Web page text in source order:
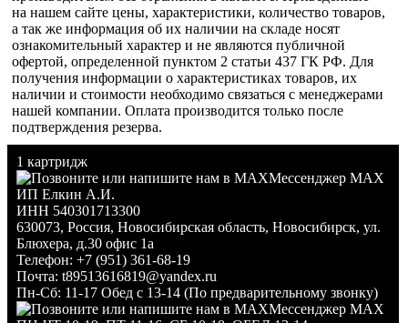
на нашем сайте цены, характеристики, количество товаров,
а так же информация об их наличии на складе носят
ознакомительный характер и не являются публичной
офертой, определенной пунктом 2 статьи 437 ГК РФ. Для
получения информации о характеристиках товаров, их
наличии и стоимости необходимо связаться с менеджерами
нашей компании. Оплата производится только после
подтверждения резерва.
1 картридж
Мессенджер MAX
ИП Елкин А.И.
ИНН 540301713300
630073, Россия, Новосибирская область, Новосибирск, ул.
Блюхера, д.30 офис 1а
Телефон: +7 (951) 361-68-19
Почта: t89513616819@yandex.ru
Пн-Сб: 11-17 Обед с 13-14 (По предварительному звонку)
Мессенджер MAX